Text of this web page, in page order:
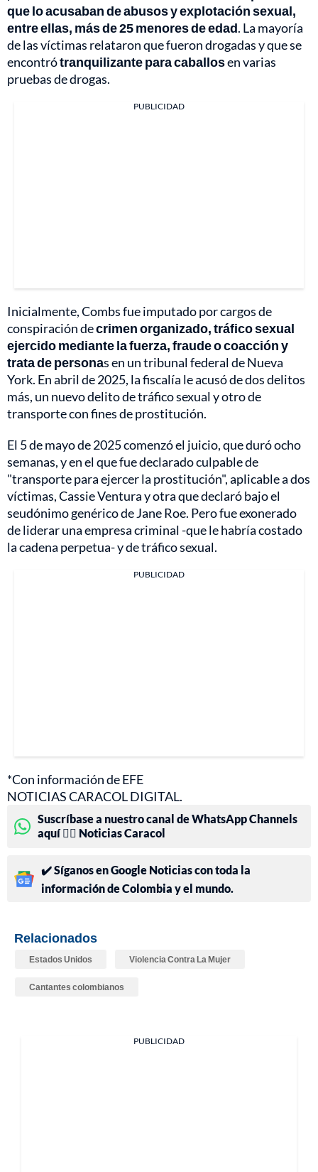
que lo acusaban de abusos y explotación sexual,
entre ellas, más de 25 menores de edad. La mayoría
de las víctimas relataron que fueron drogadas y que se
encontrótranquilizante para caballosen varias
pruebas de drogas.
PUBLICIDAD
Inicialmente, Combs fue imputado por cargos de
conspiración decrimen organizado, tráfico sexual
ejercido mediante la fuerza, fraude o coacción y
trata de personas en un tribunal federal de Nueva
York. En abril de 2025, la fiscalía le acusó de dos delitos
más, un nuevo delito de tráfico sexual y otro de
transporte con fines de prostitución.
El 5 de mayo de 2025 comenzó el juicio, que duró ocho
semanas, y en el que fue declarado culpable de
"transporte para ejercer la prostitución", aplicable a dos
víctimas, Cassie Ventura y otra que declaró bajo el
seudónimo genérico de Jane Roe. Pero fue exonerado
de liderar una empresa criminal -que le habría costado
la cadena perpetua- y de tráfico sexual.
PUBLICIDAD
*Con información de EFE
NOTICIAS CARACOL DIGITAL.
Suscríbase a nuestro canal de WhatsApp Channels
aquí 👉🏻 Noticias Caracol
✔️ Síganos en Google Noticias con toda la
información de Colombia y el mundo.
Relacionados
Estados Unidos Violencia Contra La Mujer
Cantantes colombianos
PUBLICIDAD